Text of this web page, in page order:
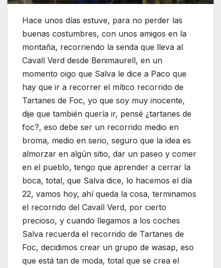
Hace unos días estuve, para no perder las
buenas costumbres, con unos amigos en la
montaña, recorriendo la senda que lleva al
Cavall Verd desde Benimaurell, en un
momento oigo que Salva le dice a Paco que
hay que ir a recorrer el mítico recorrido de
Tartanes de Foc, yo que soy muy inocente,
dije que también quería ir, pensé ¿tartanes de
foc?, eso debe ser un recorrido medio en
broma, medio en serio, seguro que la idea es
almorzar en algún sitio, dar un paseo y comer
en el pueblo, tengo que aprender a cerrar la
boca, total, que Salva dice, lo hacemos el día
22, vamos hoy, ahí queda la cosa, terminamos
el recorrido del Cavall Verd, por cierto
precioso, y cuando llegamos a los coches
Salva recuerda el recorrido de Tartanes de
Foc, decidimos crear un grupo de wasap, eso
que está tan de moda, total que se crea el